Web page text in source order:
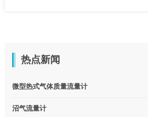
热点新闻
微型热式气体质量流量计
沼气流量计